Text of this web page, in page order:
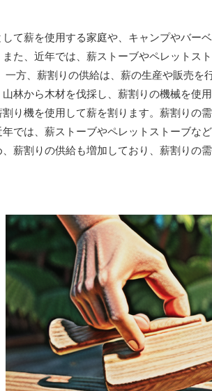
て薪を使用する家庭や、キャンプやバー
た、近年では、薪ストーブやペレットス
方、薪割りの供給は、薪の生産や販売を
林から木材を伐採し、薪割りの機械を使
り機を使用して薪を割ります。薪割りの
では、薪ストーブやペレットストーブな
薪割りの供給も増加しており、薪割りの